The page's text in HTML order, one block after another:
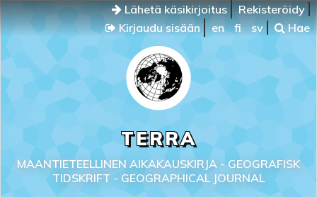
Lähetä käsikirjoitus
Rekisteröidy
Kirjaudu sisään
en fi sv Hae
TERRA
MAANTIETEELLINEN AIKAKAUSKIRJA - GEOGRAFISK
TIDSKRIFT - GEOGRAPHICAL JOURNAL